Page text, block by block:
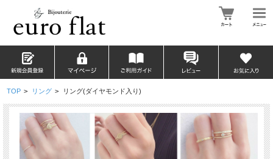
TOP > リング > リング(ダイヤモンド入り)